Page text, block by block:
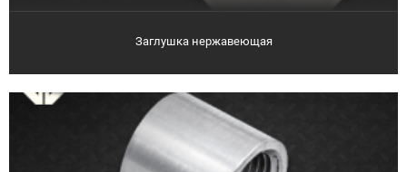
Заглушка нержавеющая